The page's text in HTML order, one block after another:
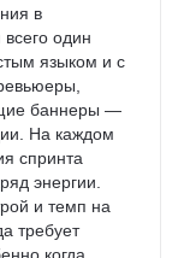
в
один
языком и с
баннеры —
На каждом
спринта
энергии.
и темп на
требует